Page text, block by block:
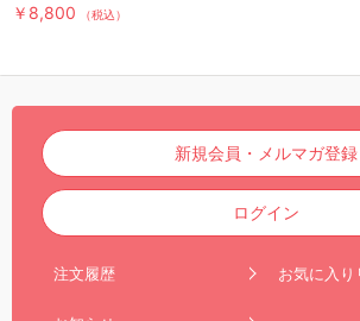
￥8,800 （税込）
新規会員・メルマガ登録
ログイン
注文履歴 お気に入り